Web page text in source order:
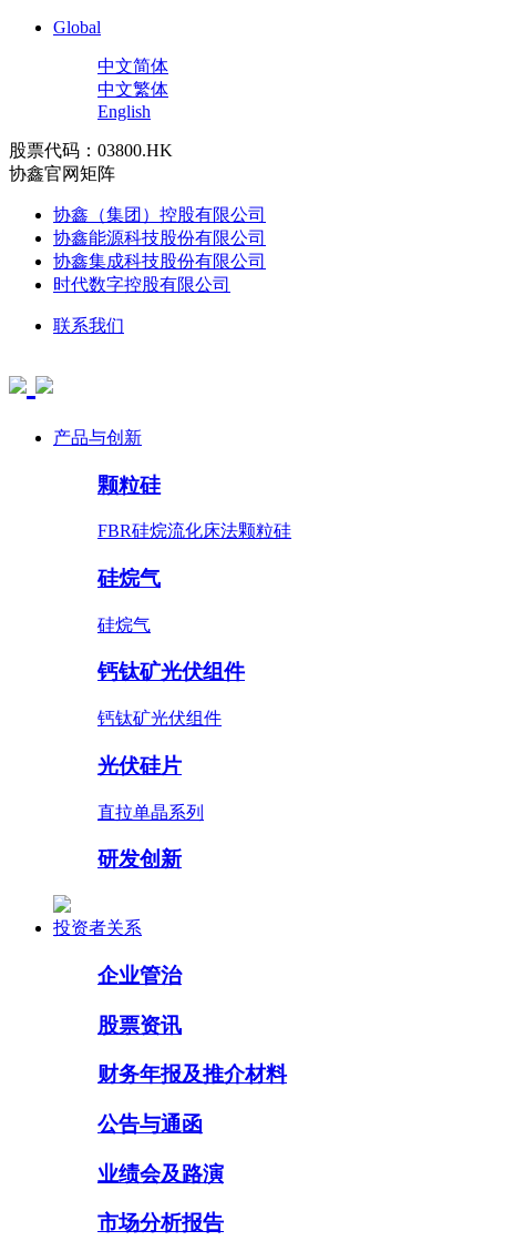
Global
中文简体
中文繁体
English
股票代码：03800.HK
协鑫官网矩阵
协鑫（集团）控股有限公司
协鑫能源科技股份有限公司
协鑫集成科技股份有限公司
时代数字控股有限公司
联系我们
产品与创新
颗粒硅
FBR硅烷流化床法颗粒硅
硅烷气
硅烷气
钙钛矿光伏组件
钙钛矿光伏组件
光伏硅片
直拉单晶系列
研发创新
投资者关系
企业管治
股票资讯
财务年报及推介材料
公告与通函
业绩会及路演
市场分析报告